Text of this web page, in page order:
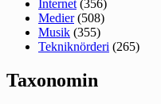
Internet (356)
Medier(508)
Musik (355)
Tekniknörderi (265)
Taxonomin